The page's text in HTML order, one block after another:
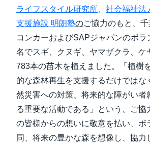
ライフスタイル研究所
社会福祉法
支援施設 明朗塾のご協力のもと、
コンカーおよびSAPジャパンのボラ
名でスギ、クヌギ、ヤマザクラ、ケ
783本の苗木を植えました。「植樹
的な森林再生を支援するだけではな
然災害への対策、将来的な障がい者
る重要な活動である」という、ご協
の皆様からの想いに敬意を払い、ボ
同、将来の豊かな森を想像し、協力